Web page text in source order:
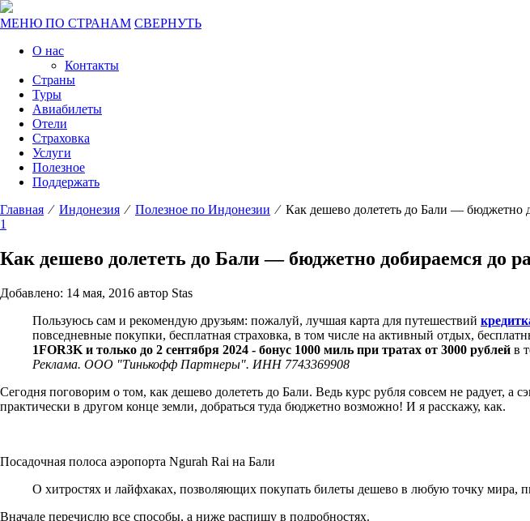
МЕНЮ ПО СТРАНАМ СВЕРНУТЬ
О нас
Контакты
Страны
Туры
Авиабилеты
Отели
Страховка
Услуги
Полезное
Поддержать
Главная ⁄ Индонезия ⁄ Полезное по Индонезии ⁄ Как дешево долететь до Бали — бюджетно
1
Как дешево долететь до Бали — бюджетно добираемся до
Добавлено: 14 мая, 2016 автор Stas
Пользуюсь сам и рекомендую друзьям: пожалуй, лучшая карта для путешествий
повседневные покупки, бесплатная страховка, в том числе на активный отдых,
1FOR3K и только до 2 сентября 2024 - бонус 1000 миль при тратах от 3000 рублей в
Реклама. ООО "Тинькофф Партнеры". ИНН 7743369908
Сегодня поговорим о том, как дешево долететь до Бали. Ведь курс рубля совсем не радует, а
практически в другом конце земли, добраться туда бюджетно возможно! И я расскажу, как.
Посадочная полоса аэропорта Ngurah Rai на Бали
О хитростях и лайфхаках, позволяющих покупать билеты дешево в любую точку мира,
Вначале перечислю все способы, а ниже распишу в подробностях.